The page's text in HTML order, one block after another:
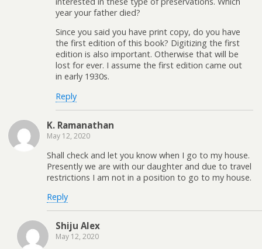
year your father died?
Since you said you have print copy, do you have
the first edition of this book? Digitizing the first
edition is also important. Otherwise that will be
lost for ever. I assume the first edition came out
in early 1930s.
Reply
K. Ramanathan
May 12, 2020
Shall check and let you know when I go to my house.
Presently we are with our daughter and due to travel
restrictions I am not in a position to go to my house.
Reply
Shiju Alex
May 12, 2020